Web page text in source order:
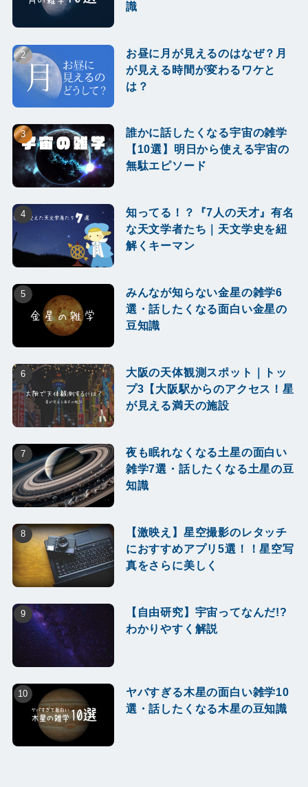
識
お昼に月が見えるのはなぜ？月
が見える時間が変わるワケと
は？
誰かに話したくなる宇宙の雑学
【10選】明日から使える宇宙の
無駄エピソード
知ってる！？『7人の天才』有名
な天文学者たち｜天文学史を紐
解くキーマン
みんなが知らない金星の雑学6
選・話したくなる面白い金星の
豆知識
大阪の天体観測スポット｜トッ
プ3【大阪駅からのアクセス！星
が見える満天の施設
夜も眠れなくなる土星の面白い
雑学7選・話したくなる土星の豆
知識
【激映え】星空撮影のレタッチ
におすすめアプリ5選！！星空写
真をさらに美しく
【自由研究】宇宙ってなんだ!?
わかりやすく解説
ヤバすぎる木星の面白い雑学10
選・話したくなる木星の豆知識